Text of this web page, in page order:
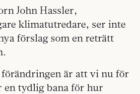
John Hassler,
klimatutredare, ser inte
förslag som en reträtt
är att vi nu för
en tydlig bana för hur